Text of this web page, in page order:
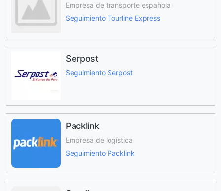
Empresa de transporte española
Seguimiento Tourline Express
Serpost
Seguimiento Serpost
Packlink
Empresa de logística
Seguimiento Packlink